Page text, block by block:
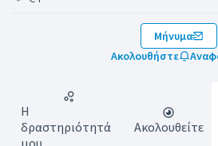
Μήνυμα
Ακολουθήστε
Η
δραστηριότητά
μου
Ακολουθείτε